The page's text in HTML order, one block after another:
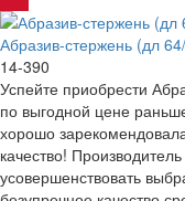
Абразив-стержень (дл
14-390
Успейте приобрести
по выгодной цене
хорошо
качество!
усовершенствовать